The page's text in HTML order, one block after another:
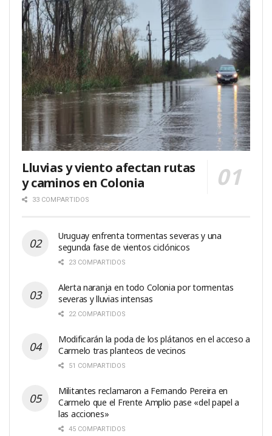
Lluvias y viento afectan rutas
y caminos en Colonia
33 COMPARTIDOS
Uruguay enfrenta tormentas severas y una
segunda fase de vientos ciclónicos
23 COMPARTIDOS
Alerta naranja en todo Colonia por tormentas
severas y lluvias intensas
22 COMPARTIDOS
Modificarán la poda de los plátanos en el acceso a
Carmelo tras planteos de vecinos
51 COMPARTIDOS
Militantes reclamaron a Fernando Pereira en
Carmelo que el Frente Amplio pase «del papel a
las acciones»
45 COMPARTIDOS